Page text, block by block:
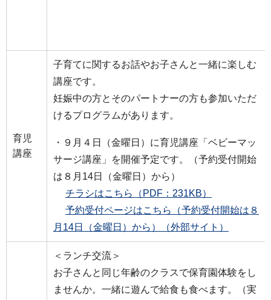
育児
講座
子育てに関するお話やお子さんと一緒に楽しむ
講座です。
妊娠中の方とそのパートナーの方も参加いただ
けるプログラムがあります。
・９月４日（金曜日）に育児講座「ベビーマッ
サージ講座」を開催予定です。（予約受付開始
は８月14日（金曜日）から）
チラシはこちら（PDF：231KB）
予約受付ページはこちら（予約受付開始は８
月14日（金曜日）から）（外部サイト）
＜ランチ交流＞
お子さんと同じ年齢のクラスで保育園体験をし
ませんか。一緒に遊んで給食も食べます。（実